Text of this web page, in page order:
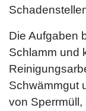
Die Aufgaben
Schlamm und
Schwämmgut
von